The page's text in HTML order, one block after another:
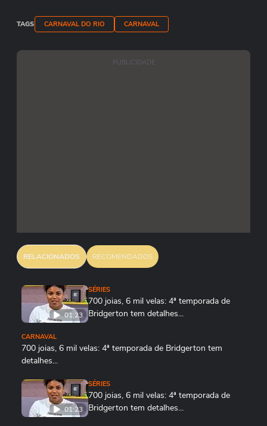
TAGS CARNAVAL DO RIO CARNAVAL
PUBLICIDADE
RELACIONADOS RECOMENDADOS
01:23
SÉRIES
700 joias, 6 mil velas: 4ª temporada de
Bridgerton tem detalhes...
CARNAVAL
700 joias, 6 mil velas: 4ª temporada de Bridgerton tem
detalhes...
01:23
SÉRIES
700 joias, 6 mil velas: 4ª temporada de
Bridgerton tem detalhes...